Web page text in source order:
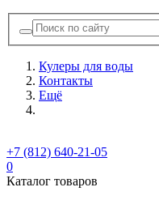
Кулеры для воды
Контакты
Ещё
+7 (812) 640-21-05
0
Каталог товаров